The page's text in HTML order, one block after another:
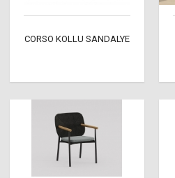
CORSO KOLLU SANDALYE